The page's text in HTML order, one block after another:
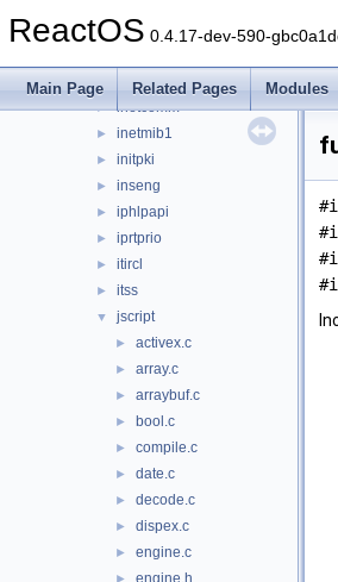
ReactOS 0.4.17-dev-590-
Main Page Related Pages Modules
► ifmon
imagehlp
► inetcomm
► inetmib1
► initpki
► inseng
► iphlpapi
► iprtprio
► itircl
► itss
▼ jscript
► activex.c
► array.c
► arraybuf.c
► bool.c
► compile.c
► date.c
► decode.c
► dispex.c
► engine.c
engine.h